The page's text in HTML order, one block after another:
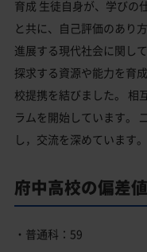
育成 生徒自身が、学びの
と共に、自己評価のあり
進展する現代社会に関し
探求する資源や能力を育
校提携を結びました。 相
ラムを開始しています。
し，交流を深めています。
府中高校の偏差値
・普通科：59